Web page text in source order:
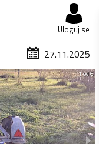
Uloguj se
27.11.2025
1 od 6